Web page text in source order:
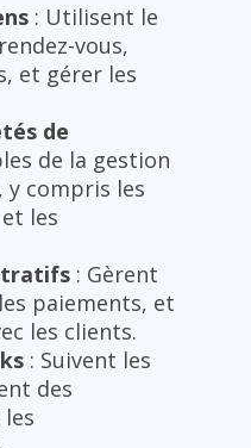
: Utilisent le
vous,
et gérer les
de
de la gestion
y compris les
les
: Gèrent
paiements, et
les clients.
: Suivent les
des